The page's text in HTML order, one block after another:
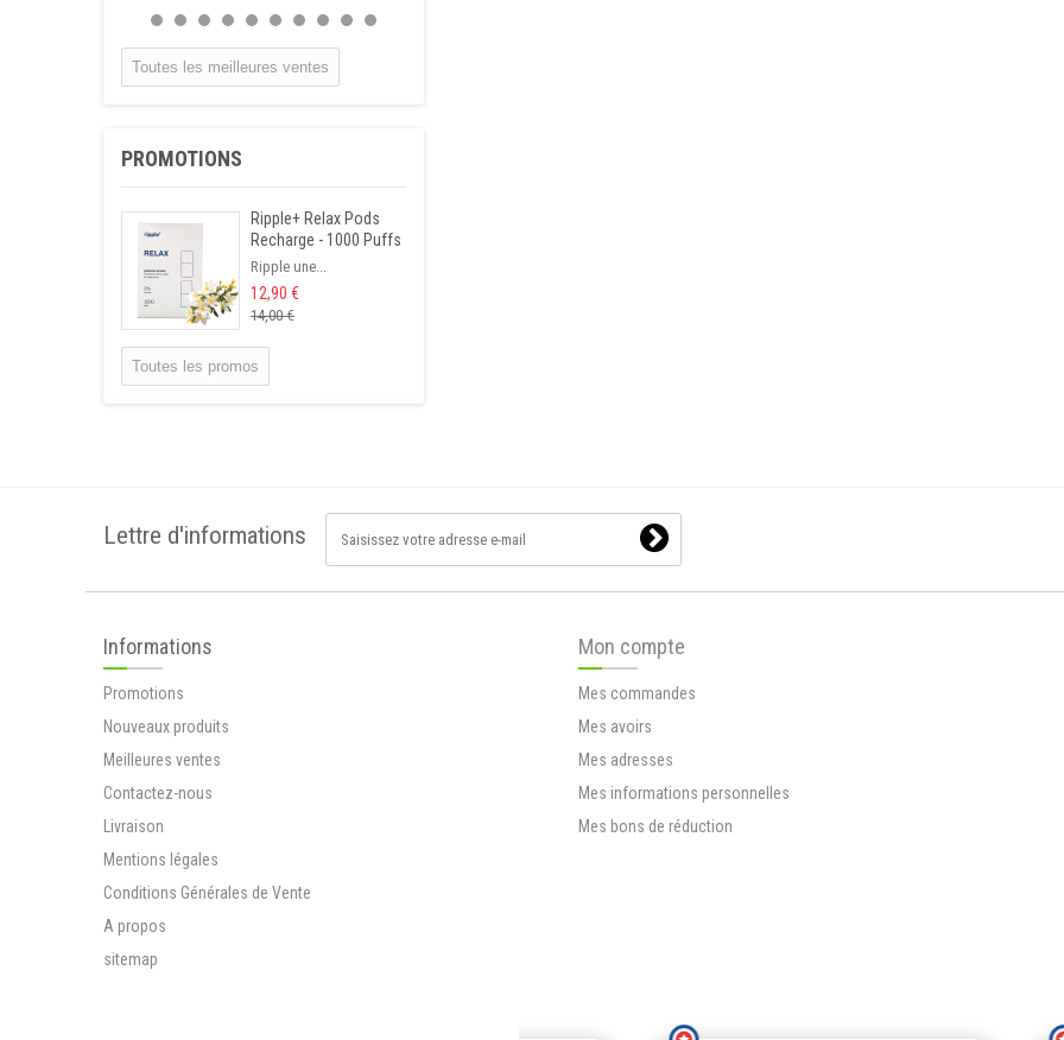
Hypertension
15,90 €
Infusion Foie
Cholestérol
Mélange de...
Infusettes Calcul
Mélange de...
Recharge - 1000
Toutes les meilleures ventes
PROMOTIONS
Ripple+ Relax Pods
Recharge - 1000 Puffs
Ripple une...
12,90 €
14,00 €
Toutes les promos
Lettre d'informations
Informations
Promotions
Nouveaux produits
Meilleures ventes
Contactez-nous
Livraison
Mentions légales
Conditions Générales de Vente
A propos
sitemap
Mon compte
Mes commandes
Mes avoirs
Mes adresses
Mes informations personnelles
Mes bons de réduction